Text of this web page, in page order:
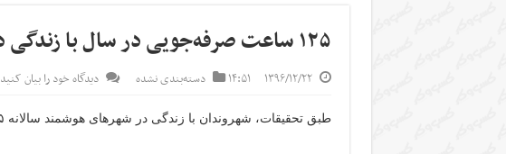
۱۲۵ ساعت صرفه‌جویی در سال با زندگی در شهرهای هوشمند
۱۳۹۶/۱۲/۲۲ ۱۴:۵۱ دسته‌بندی نشده دیدگاه خود را بیان کنید
طبق تحقیقات، شهروندان با زندگی در شهرهای هوشمند سالانه ۱۲۵ ساعت در وقتشان صرفه جویی می‌شود.